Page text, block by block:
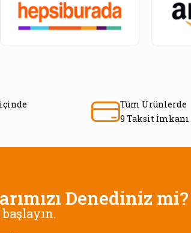
Tüm Ürünlerde
9 Taksit İmkanı
Denediniz mi?